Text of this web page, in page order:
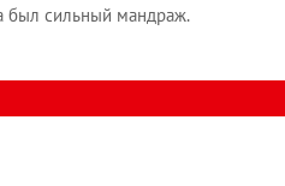
был сильный мандраж.